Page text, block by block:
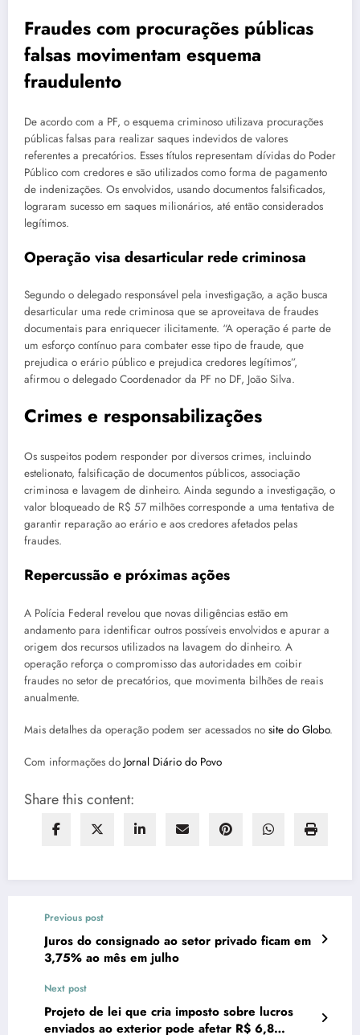
Fraudes com procurações públicas
falsas movimentam esquema
fraudulento
De acordo com a PF, o esquema criminoso utilizava procurações
públicas falsas para realizar saques indevidos de valores
referentes a precatórios. Esses títulos representam dívidas do Poder
Público com credores e são utilizados como forma de pagamento
de indenizações. Os envolvidos, usando documentos falsificados,
lograram sucesso em saques milionários, até então considerados
legítimos.
Operação visa desarticular rede criminosa
Segundo o delegado responsável pela investigação, a ação busca
desarticular uma rede criminosa que se aproveitava de fraudes
documentais para enriquecer ilicitamente. “A operação é parte de
um esforço contínuo para combater esse tipo de fraude, que
prejudica o erário público e prejudica credores legítimos”,
afirmou o delegado Coordenador da PF no DF, João Silva.
Crimes e responsabilizações
Os suspeitos podem responder por diversos crimes, incluindo
estelionato, falsificação de documentos públicos, associação
criminosa e lavagem de dinheiro. Ainda segundo a investigação, o
valor bloqueado de R$ 57 milhões corresponde a uma tentativa de
garantir reparação ao erário e aos credores afetados pelas
fraudes.
Repercussão e próximas ações
A Polícia Federal revelou que novas diligências estão em
andamento para identificar outros possíveis envolvidos e apurar a
origem dos recursos utilizados na lavagem do dinheiro. A
operação reforça o compromisso das autoridades em coibir
fraudes no setor de precatórios, que movimenta bilhões de reais
anualmente.
Mais detalhes da operação podem ser acessados no site do Globo.
Com informações do Jornal Diário do Povo
Share this content:
Previous post
Juros do consignado ao setor privado ficam em
3,75% ao mês em julho
Next post
Projeto de lei que cria imposto sobre lucros
enviados ao exterior pode afetar R$ 6,8